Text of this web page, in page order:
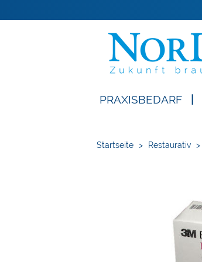
PRAXISBEDARF
Startseite > Restaurativ >